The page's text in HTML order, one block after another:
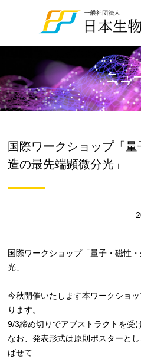
ニュ
国際ワークショップ「
造の最先端顕微分光」
国際ワークショップ「量子・磁性
光」
今秋開催いたします本ワークショ
ります。
9/3締め切りでアブストラクトを受
なお、発表形式は原則ポスターと
ばせて